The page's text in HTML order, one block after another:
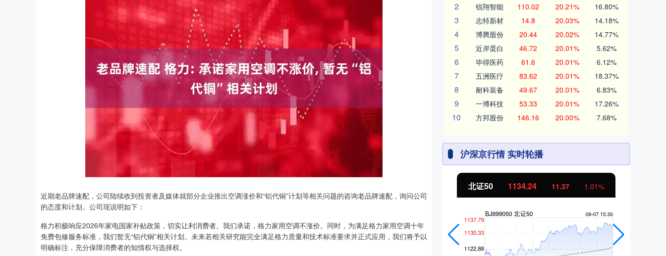
近期老品牌速配，公司陆续收到投资者及媒体就部分企业推出空调涨价和“铝代铜”计划等相关问题的咨询老品牌速配，询问公司
的态度和计划。公司现说明如下：
格力积极响应2026年家电国家补贴政策，切实让利消费者。我们承诺，格力家用空调不涨价。同时，为满足格力家用空调十年
免费包修服务标准，我们暂无“铝代铜”相关计划。未来若相关研究能完全满足格力质量和技术标准要求并正式应用，我们将予以
明确标注，充分保障消费者的知情权与选择权。
2 锐翔智能 110.02 20.21% 16.80%
3 志特新材 14.8 20.03% 14.18%
4 博腾股份 20.44 20.02% 14.77%
5 近岸蛋白 46.72 20.01% 5.62%
6 毕得医药 61.6 20.01% 6.12%
7 五洲医疗 83.62 20.01% 18.37%
8 耐科装备 49.67 20.01% 6.83%
9 一博科技 53.33 20.01% 17.26%
10 方邦股份 146.16 20.00% 7.68%
沪深京行情 实时轮播
北证50 1134.24 11.37 1.01%